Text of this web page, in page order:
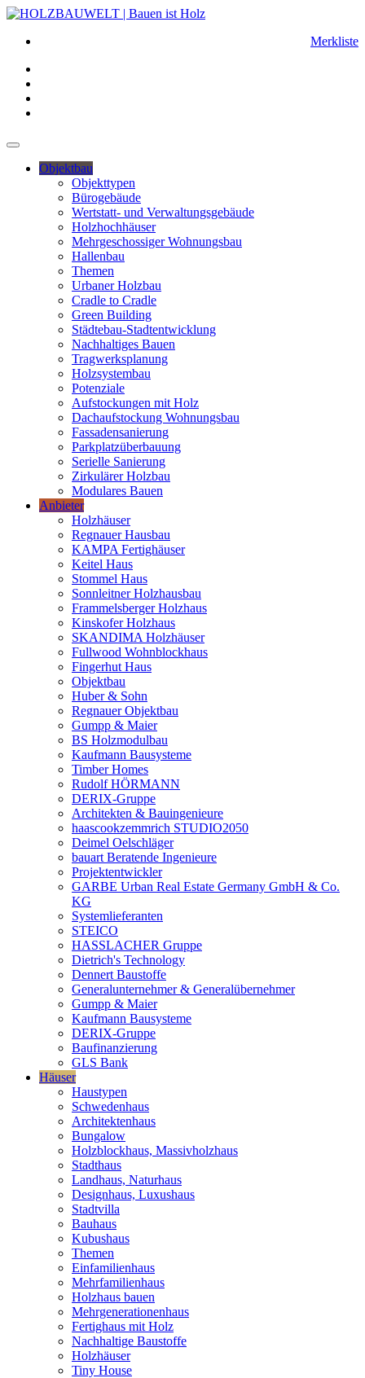
Merkliste
Objektbau
Objekttypen
Bürogebäude
Wertstatt- und Verwaltungsgebäude
Holzhochhäuser
Mehrgeschossiger Wohnungsbau
Hallenbau
Themen
Urbaner Holzbau
Cradle to Cradle
Green Building
Städtebau-Stadtentwicklung
Nachhaltiges Bauen
Tragwerksplanung
Holzsystembau
Potenziale
Aufstockungen mit Holz
Dachaufstockung Wohnungsbau
Fassadensanierung
Parkplatzüberbauung
Serielle Sanierung
Zirkulärer Holzbau
Modulares Bauen
Anbieter
Holzhäuser
Regnauer Hausbau
KAMPA Fertighäuser
Keitel Haus
Stommel Haus
Sonnleitner Holzhausbau
Frammelsberger Holzhaus
Kinskofer Holzhaus
SKANDIMA Holzhäuser
Fullwood Wohnblockhaus
Fingerhut Haus
Objektbau
Huber & Sohn
Regnauer Objektbau
Gumpp & Maier
BS Holzmodulbau
Kaufmann Bausysteme
Timber Homes
Rudolf HÖRMANN
DERIX-Gruppe
Architekten & Bauingenieure
haascookzemmrich STUDIO2050
Deimel Oelschläger
bauart Beratende Ingenieure
Projektentwickler
GARBE Urban Real Estate Germany GmbH & Co.
KG
Systemlieferanten
STEICO
HASSLACHER Gruppe
Dietrich's Technology
Dennert Baustoffe
Generalunternehmer & Generalübernehmer
Gumpp & Maier
Kaufmann Bausysteme
DERIX-Gruppe
Baufinanzierung
GLS Bank
Häuser
Haustypen
Schwedenhaus
Architektenhaus
Bungalow
Holzblockhaus, Massivholzhaus
Stadthaus
Landhaus, Naturhaus
Designhaus, Luxushaus
Stadtvilla
Bauhaus
Kubushaus
Themen
Einfamilienhaus
Mehrfamilienhaus
Holzhaus bauen
Mehrgenerationenhaus
Fertighaus mit Holz
Nachhaltige Baustoffe
Holzhäuser
Tiny House